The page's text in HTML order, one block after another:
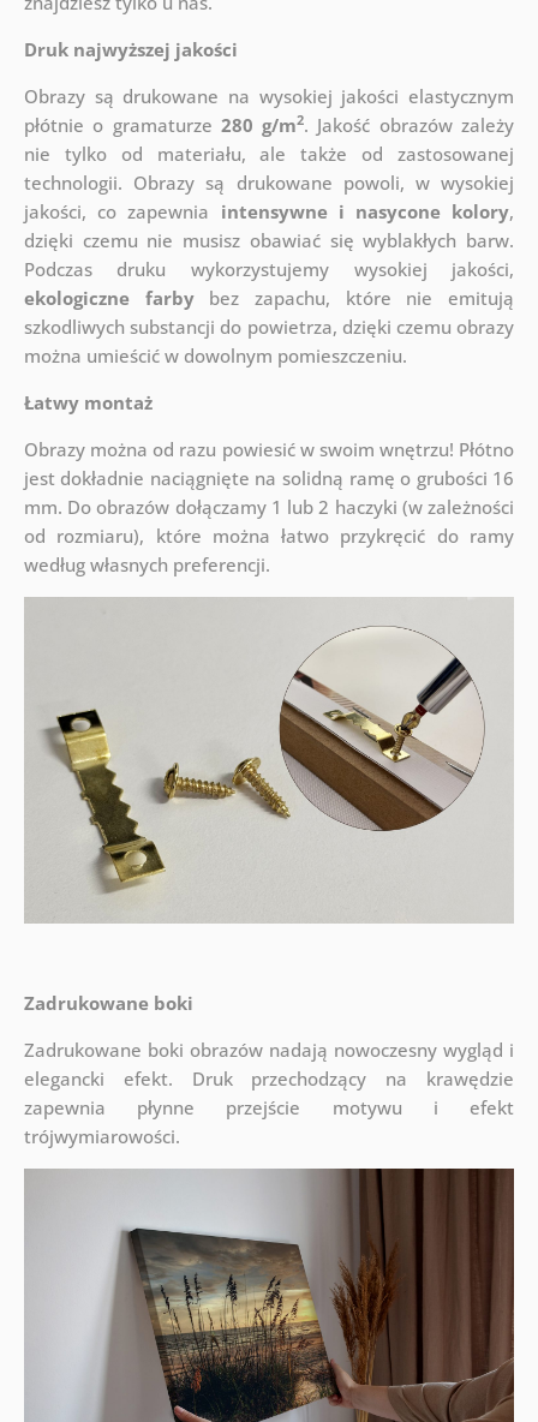
Druk najwyższej jakości
Obrazy są drukowane na wysokiej jakości elastycznym
płótnie o gramaturze 280 g/m2. Jakość obrazów zależy
nie tylko od materiału, ale także od zastosowanej
technologii. Obrazy są drukowane powoli, w wysokiej
jakości, co zapewnia intensywne i nasycone kolory,
dzięki czemu nie musisz obawiać się wyblakłych barw.
Podczas druku wykorzystujemy wysokiej jakości,
ekologiczne farbybez zapachu, które nie emitują
szkodliwych substancji do powietrza, dzięki czemu obrazy
można umieścić w dowolnym pomieszczeniu.
Łatwy montaż
Obrazy można od razu powiesić w swoim wnętrzu! Płótno
jest dokładnie naciągnięte na solidną ramę o grubości 16
mm. Do obrazów dołączamy 1 lub 2 haczyki (w zależności
od rozmiaru), które można łatwo przykręcić do ramy
według własnych preferencji.
Zadrukowane boki
Zadrukowane boki obrazów nadają nowoczesny wygląd i
elegancki efekt. Druk przechodzący na krawędzie
zapewnia płynne przejście motywu i efekt
trójwymiarowości.